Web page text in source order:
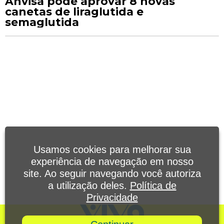
canetas de liraglutida e
semaglutida
Usamos cookies para melhorar sua
experiência de navegação em nosso
site. Ao seguir navegando você autoriza
a utilização deles. Política de
Privacidade